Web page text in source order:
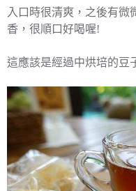
入口時很清爽，之後有微
香，很順口好喝喔!
這應該是經過中烘培的豆